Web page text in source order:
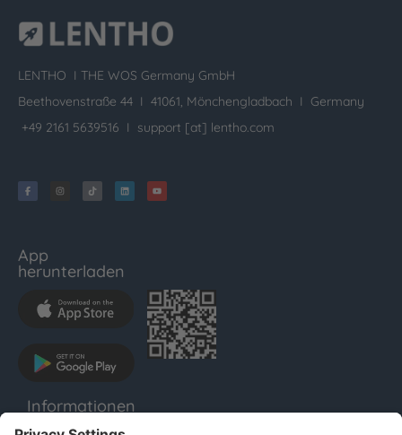
LENTHO I THE WOS Germany GmbH
Beethovenstraße 44 I 41061, Mönchengladbach I Germany
+49 2161 5639516 I support [at] lentho.com
App
herunterladen
Informationen